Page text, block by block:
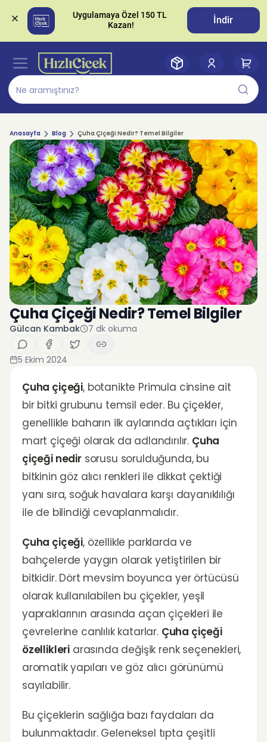
Uygulamaya Özel 150 TL
İndir
Anasayfa Blog Çuha Çiçeği Nedir? Temel Bilgiler
Çuha Çiçeği Nedir? Temel Bilgiler
Gülcan Kambak 7 dk okuma
5 Ekim 2024
Çuha çiçeği, botanikte Primula cinsine ait
bir bitki grubunu temsil eder. Bu çiçekler,
genellikle baharın ilk aylarında açtıkları için
mart çiçeği olarak da adlandırılır. Çuha
çiçeği nedirsorusu sorulduğunda, bu
bitkinin göz alıcı renkleri ile dikkat çektiği
yanı sıra, soğuk havalara karşı dayanıklılığı
ile de bilindiği cevaplanmalıdır.
Çuha çiçeği, özellikle parklarda ve
bahçelerde yaygın olarak yetiştirilen bir
bitkidir. Dört mevsim boyunca yer örtücüsü
olarak kullanılabilen bu çiçekler, yeşil
yapraklarının arasında açan çiçekleri ile
çevrelerine canlılık katarlar. Çuha çiçeği
özellikleri arasında değişik renk seçenekleri,
aromatik yapıları ve göz alıcı görünümü
sayılabilir.
Bu çiçeklerin sağlığa bazı faydaları da
bulunmaktadır. Geleneksel tıpta çeşitli